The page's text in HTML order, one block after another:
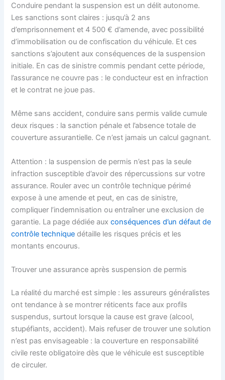
Conduire pendant la suspension est un délit autonome.
Les sanctions sont claires : jusqu’à 2 ans
d’emprisonnement et 4 500 € d’amende, avec possibilité
d’immobilisation ou de confiscation du véhicule. Et ces
sanctions s’ajoutent aux conséquences de la suspension
initiale. En cas de sinistre commis pendant cette période,
l’assurance ne couvre pas : le conducteur est en infraction
et le contrat ne joue pas.
Même sans accident, conduire sans permis valide cumule
deux risques : la sanction pénale et l’absence totale de
couverture assurantielle. Ce n’est jamais un calcul gagnant.
Attention : la suspension de permis n’est pas la seule
infraction susceptible d’avoir des répercussions sur votre
assurance. Rouler avec un contrôle technique périmé
expose à une amende et peut, en cas de sinistre,
compliquer l’indemnisation ou entraîner une exclusion de
garantie. La page dédiée auxconséquences d’un défaut de
contrôle technique détaille les risques précis et les
montants encourus.
Trouver une assurance après suspension de permis
La réalité du marché est simple : les assureurs généralistes
ont tendance à se montrer réticents face aux profils
suspendus, surtout lorsque la cause est grave (alcool,
stupéfiants, accident). Mais refuser de trouver une solution
n’est pas envisageable : la couverture en responsabilité
civile reste obligatoire dès que le véhicule est susceptible
de circuler.